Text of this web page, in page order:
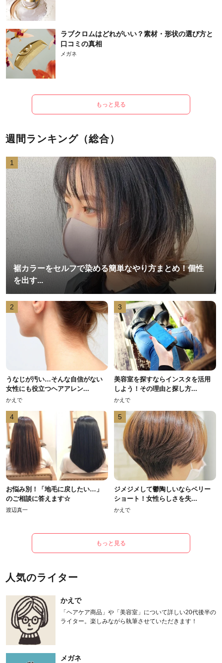
ラブクロムはどれがいい？素材・形状の選び方と
口コミの真相
メガネ
もっと見る
週間ランキング（総合）
1
裾カラーをセルフで染める簡単なやり方まとめ！個性
を出す...
2
うなじが汚い…そんな自信がない
女性にも役立つヘアアレン...
かえで
3
美容室を探すならインスタを活用
しよう！その理由と探し方...
かえで
4
お悩み別！「地毛に戻したい…」
のご相談に答えます☆
渡辺真一
5
ジメジメして鬱陶しいならベリー
ショート！女性らしさを失...
かえで
もっと見る
人気のライター
かえで
「ヘアケア商品」や「美容室」について詳しい20代後半の
ライター。楽しみながら執筆させていただきます！
メガネ